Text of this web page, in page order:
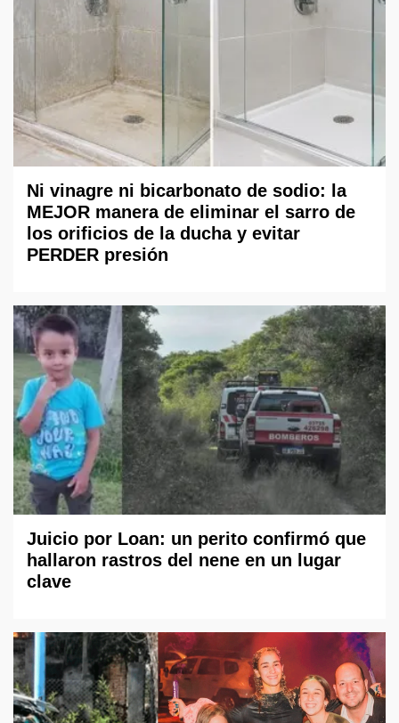
Ni vinagre ni bicarbonato de sodio: la
MEJOR manera de eliminar el sarro de
los orificios de la ducha y evitar
PERDER presión
Juicio por Loan: un perito confirmó que
hallaron rastros del nene en un lugar
clave